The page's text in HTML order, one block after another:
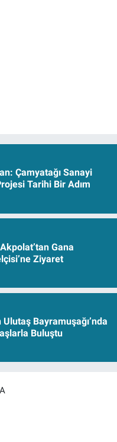
Çamyatağı Sanayi
Tarihi Bir Adım
Gana
Ziyaret
Ulutaş Bayramuşağı’nda
Buluştu